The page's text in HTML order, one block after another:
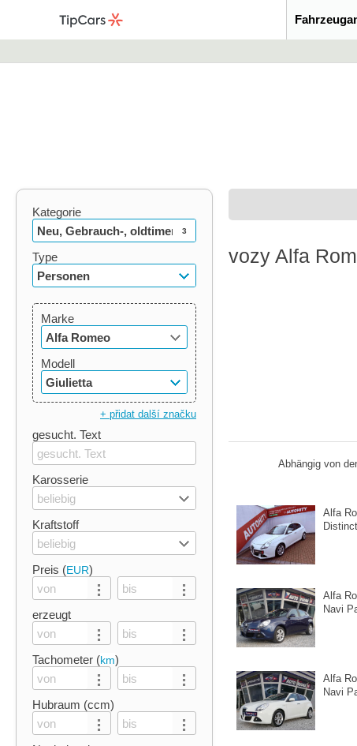
Kategorie
Neu, Gebrauch-, oldtimer
3
Type
Personen
Marke
Alfa Romeo
Modell
Giulietta
+ přidat další značku
gesucht. Text
Karosserie
beliebig
Kraftstoff
beliebig
Preis (EUR)
erzeugt
Tachometer (km)
Hubraum (ccm)
vozy Alfa
Abhängig von
Alfa
Alfa
Navi
Alfa
Navi